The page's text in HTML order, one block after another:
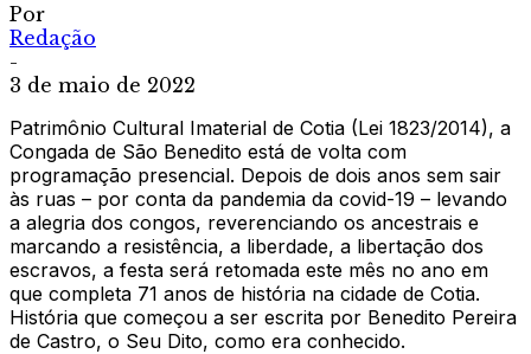
Por
Redação
-
3 de maio de 2022
Patrimônio Cultural Imaterial de Cotia (Lei 1823/2014), a
Congada de São Benedito está de volta com
programação presencial. Depois de dois anos sem sair
às ruas – por conta da pandemia da covid-19 – levando
a alegria dos congos, reverenciando os ancestrais e
marcando a resistência, a liberdade, a libertação dos
escravos, a festa será retomada este mês no ano em
que completa 71 anos de história na cidade de Cotia.
História que começou a ser escrita por Benedito Pereira
de Castro, o Seu Dito, como era conhecido.